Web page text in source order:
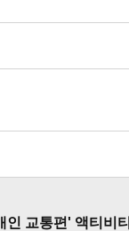
인 교통편' 액티비티